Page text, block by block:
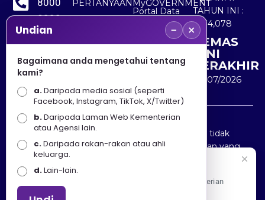
8000
8000
+603
8891
7100
PERTANYAAN MyGOVERNMENT
Portal Data
Terbuka
Sektor Awam
TAHUN INI :
5,534,078
KEMAS
KINI
TERAKHIR
30/07/2026
Penafian : Kerajaan Malaysia dan Kementerian
Pelancongan Seni dan Budaya (MOTAC) adalah tidak
bertanggungjawab atas kehilangan atau kerugian yang
disebabkan oleh penggunaan mana-mana maklumat
yang diperolehi dari portal ini.
Undian − ×
Bagaimana anda mengetahui tentang
kami?
a.Daripada media sosial (seperti
Facebook, Instagram, TikTok, X/Twitter)
b.Daripada Laman Web Kementerian
atau Agensi lain.
c.Daripada rakan-rakan atau ahli
keluarga.
d.Lain-lain.
Apa Khabar! Selamat datang ke Portal Rasmi Kementerian
Pelancongan, Seni dan Budaya